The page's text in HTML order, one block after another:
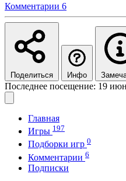
Комментарии 6
Поделиться Инфо
Последнее посещение: 19
Главная
Игры 197
Подборки игр 0
Комментарии 6
Подписки